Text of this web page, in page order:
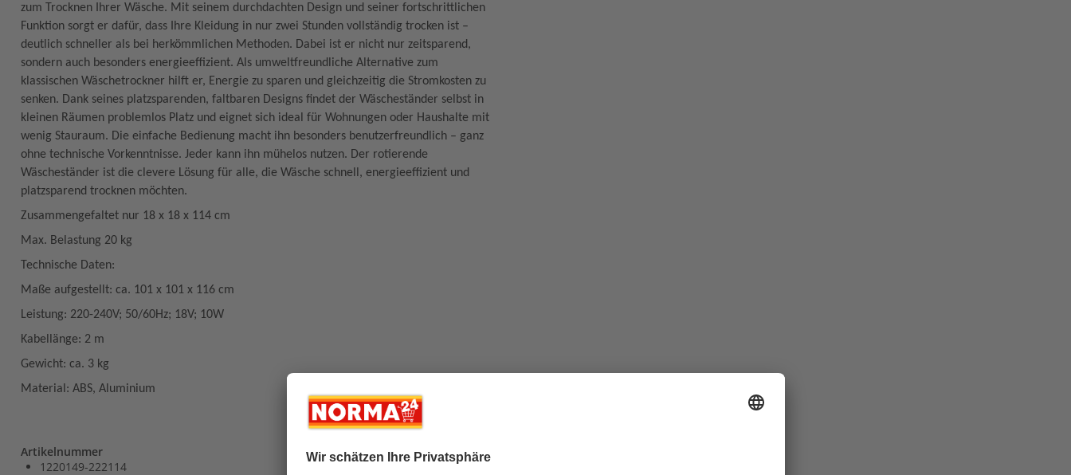
zum Trocknen Ihrer Wäsche. Mit seinem durchdachten Design und seiner fortschrittlichen
Funktion sorgt er dafür, dass Ihre Kleidung in nur zwei Stunden vollständig trocken ist –
deutlich schneller als bei herkömmlichen Methoden. Dabei ist er nicht nur zeitsparend,
sondern auch besonders energieeffizient. Als umweltfreundliche Alternative zum
klassischen Wäschetrockner hilft er, Energie zu sparen und gleichzeitig die Stromkosten zu
senken. Dank seines platzsparenden, faltbaren Designs findet der Wäscheständer selbst in
kleinen Räumen problemlos Platz und eignet sich ideal für Wohnungen oder Haushalte mit
wenig Stauraum. Die einfache Bedienung macht ihn besonders benutzerfreundlich – ganz
ohne technische Vorkenntnisse. Jeder kann ihn mühelos nutzen. Der rotierende
Wäscheständer ist die clevere Lösung für alle, die Wäsche schnell, energieeffizient und
platzsparend trocknen möchten.
Zusammengefaltet nur 18 x 18 x 114 cm
Max. Belastung 20 kg
Technische Daten:
Maße aufgestellt: ca. 101 x 101 x 116 cm
Leistung: 220-240V; 50/60Hz; 18V; 10W
Kabellänge: 2 m
Gewicht: ca. 3 kg
Material: ABS, Aluminium
Artikelnummer
1220149-222114